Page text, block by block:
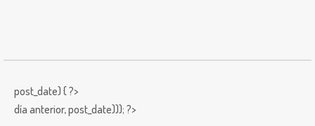
post_date) { ?>
día anterior,post_date))); ?>